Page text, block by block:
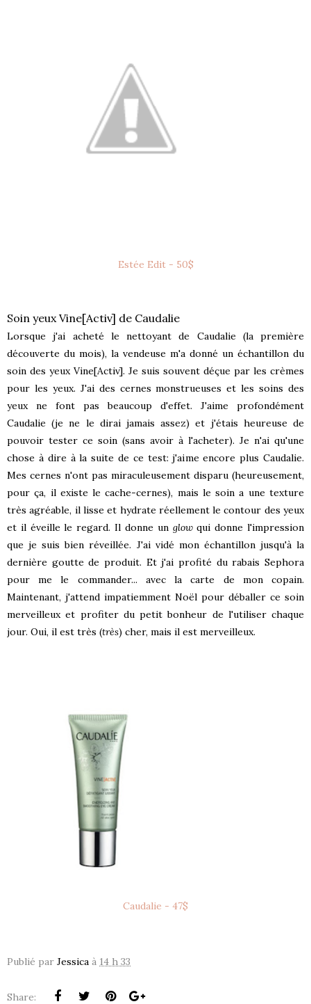
Estée Edit - 50$
Soin yeux Vine[Activ] de Caudalie
Lorsque j'ai acheté le nettoyant de Caudalie (la première
découverte du mois), la vendeuse m'a donné un échantillon du
soin des yeux Vine[Activ]. Je suis souvent déçue par les crèmes
pour les yeux. J'ai des cernes monstrueuses et les soins des
yeux ne font pas beaucoup d'effet. J'aime profondément
Caudalie (je ne le dirai jamais assez) et j'étais heureuse de
pouvoir tester ce soin (sans avoir à l'acheter). Je n'ai qu'une
chose à dire à la suite de ce test: j'aime encore plus Caudalie.
Mes cernes n'ont pas miraculeusement disparu (heureusement,
pour ça, il existe le cache-cernes), mais le soin a une texture
très agréable, il lisse et hydrate réellement le contour des yeux
et il éveille le regard. Il donne un glowqui donne l'impression
que je suis bien réveillée. J'ai vidé mon échantillon jusqu'à la
dernière goutte de produit. Et j'ai profité du rabais Sephora
pour me le commander... avec la carte de mon copain.
Maintenant, j'attend impatiemment Noël pour déballer ce soin
merveilleux et profiter du petit bonheur de l'utiliser chaque
jour. Oui, il est très (très) cher, mais il est merveilleux.
Caudalie - 47$
Publié par Jessica à 14 h 33
Share: